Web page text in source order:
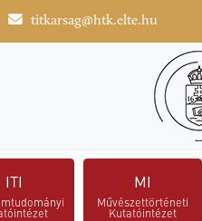
titkarsag@htk.elte.hu
ITI MI
Művészettörténeti
Kutatóintézet